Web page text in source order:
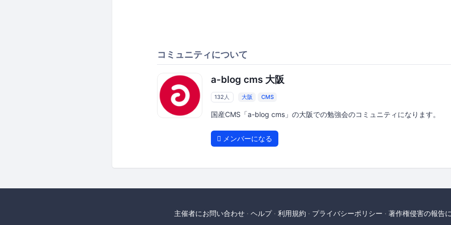
コミュニティについて
a-blog cms 大阪
132人 大阪 CMS
国産CMS「a-blog cms」の大阪での勉強会のコミュニティになります。
メンバーになる
主催者にお問い合わせ ヘルプ 利用規約 プライバシーポリシー 著作権侵害の報告